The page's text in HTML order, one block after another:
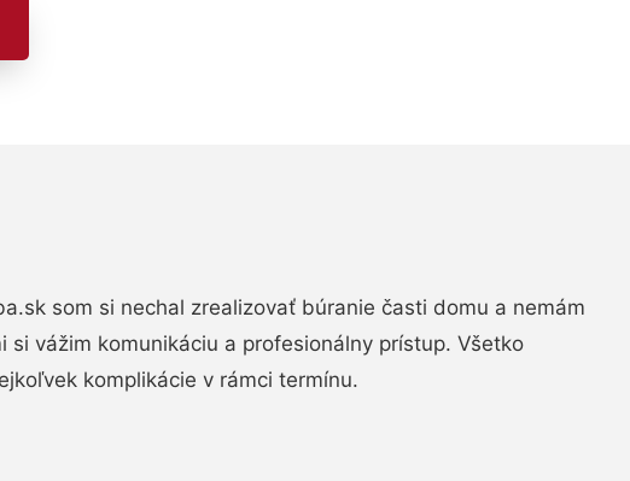
som si nechal zrealizovať búranie časti domu a nemám
si vážim komunikáciu a profesionálny prístup. Všetko
komplikácie v rámci termínu.